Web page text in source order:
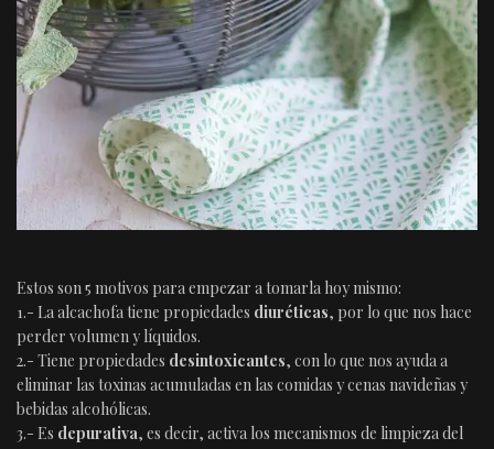
Estos son 5 motivos para empezar a tomarla hoy mismo:
1.- La alcachofa tiene propiedades diuréticas, por lo que nos hace
perder volumen y líquidos.
2.- Tiene propiedades desintoxicantes, con lo que nos ayuda a
eliminar las toxinas acumuladas en las comidas y cenas navideñas y
bebidas alcohólicas.
3.- Es depurativa, es decir, activa los mecanismos de limpieza del